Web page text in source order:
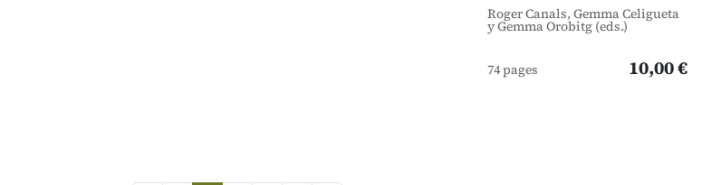
Roger Canals, Gemma Celigueta
y Gemma Orobitg (eds.)
74 pages 10,00 €